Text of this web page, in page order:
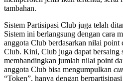
tambahan.
Sistem Partisipasi Club juga telah
Sistem ini berlangsung dengan cara
anggota Club berdasarkan nilai point
Club. Kini, Club juga dapat bersaing
membandingkan jumlah nilai point
anggota Club bisa mengumpulkan
“Token”, hanya dengan